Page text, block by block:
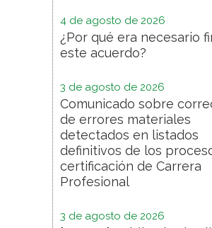
4 de agosto de 2026
¿Por qué era necesario
este acuerdo?
3 de agosto de 2026
Comunicado sobre
de errores materiales
detectados en listados
definitivos de los
certificación de Carrera
Profesional
3 de agosto de 2026